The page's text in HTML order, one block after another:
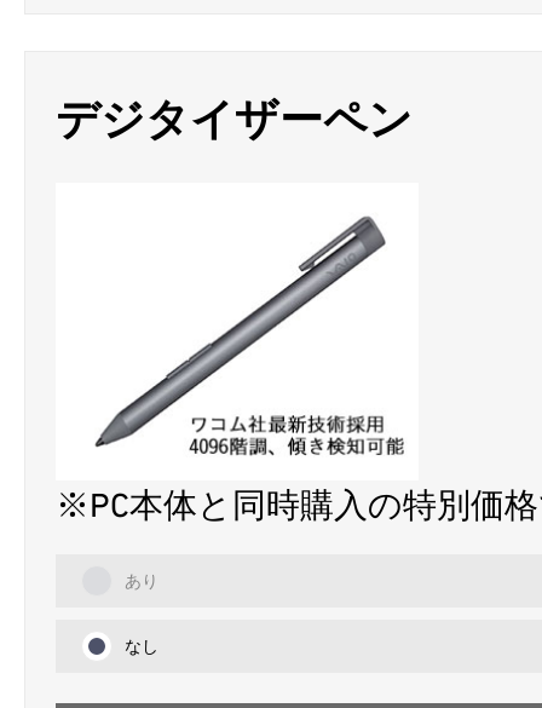
デジタイザーペン
※PC本体と同時購入の特別価
あり
なし